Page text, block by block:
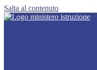
Salta al contenuto